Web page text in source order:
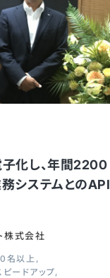
化し、年間2200
システムとのAPI
株式会社
名以上
ードアップ